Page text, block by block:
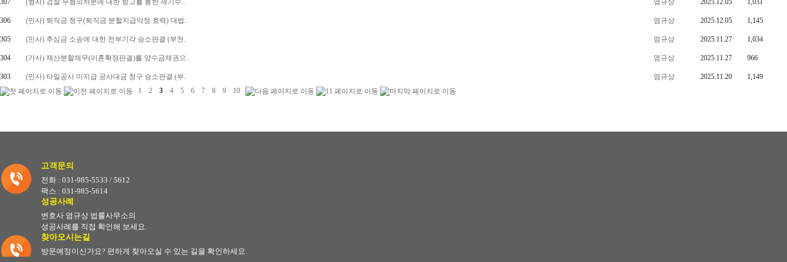
307 (형사) 검찰 무혐의처분에 대한 항고를 통한 재기수.. 염규상 2025.12.05 1,031
306 (민사) 퇴직금 청구(퇴직금 분할지급약정 효력) 대법.. 염규상 2025.12.05 1,145
305 (민사) 추심금 소송에 대한 전부기각 승소판결 (부천.. 염규상 2025.11.27 1,034
304 (가사) 재산분할채무(이혼확정판결)를 양수금채권으.. 염규상 2025.11.27 966
303 (민사) 타일공사 미지급 공사대금 청구 승소판결 (부.. 염규상 2025.11.20
1,149
1
2 3 4 5 6 7 8 9 10
고객문의
전화 : 031-985-5533 / 5612
팩스 : 031-985-5614
성공사례
변호사 염규상 법률사무소의
성공사례를 직접 확인해 보세요.
찾아오시는길
방문예정이신가요? 편하게 찾아오실 수 있는 길을 확인하세요.